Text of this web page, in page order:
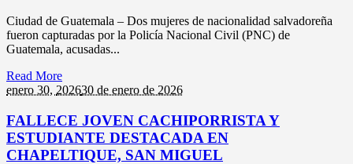
Ciudad de Guatemala – Dos mujeres de nacionalidad salvadoreña
fueron capturadas por la Policía Nacional Civil (PNC) de
Guatemala, acusadas...
Read More
enero 30, 202630 de enero de 2026
FALLECE JOVEN CACHIPORRISTA Y
ESTUDIANTE DESTACADA EN
CHAPELTIQUE, SAN MIGUEL